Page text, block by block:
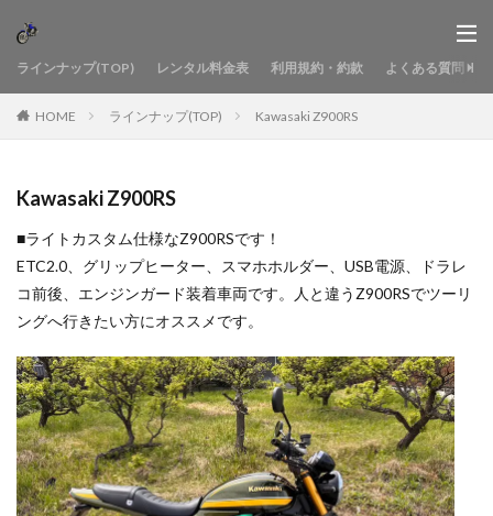
ラインナップ(TOP) レンタル料金表 利用規約・約款 よくある質問
HOME ラインナップ(TOP) Kawasaki Z900RS
Kawasaki Z900RS
■ライトカスタム仕様なZ900RSです！
ETC2.0、グリップヒーター、スマホホルダー、USB電源、ドラレ
コ前後、エンジンガード装着車両です。人と違うZ900RSでツーリ
ングへ行きたい方にオススメです。